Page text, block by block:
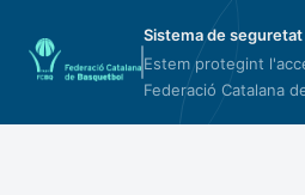
Sistema de seguretat
Estem protegint
Federació Catalana